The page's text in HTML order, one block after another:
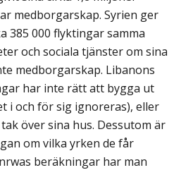
medborgarskap. Syrien ger
385 000 flyktingar samma
och sociala tjänster om sina
medborgarskap. Libanons
har inte rätt att bygga ut
i och för sig ignoreras), eller
över sina hus. Dessutom är
om vilka yrken de får
beräkningar har man